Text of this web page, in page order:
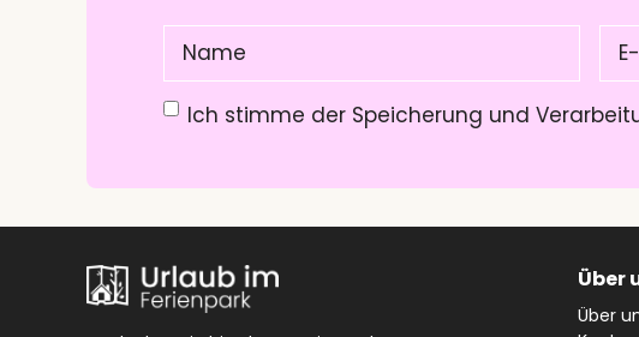
Datenschutzerklärung(Pflichtfeld)
Ich stimme der Speicherung und
Name
Über
Über